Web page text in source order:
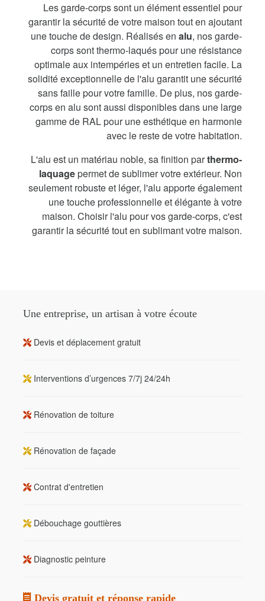
Les garde-corps sont un élément essentiel pour
garantir la sécurité de votre maison tout en ajoutant
une touche de design. Réalisés en alu, nos garde-
corps sont thermo-laqués pour une résistance
optimale aux intempéries et un entretien facile. La
solidité exceptionnelle de l'alu garantit une sécurité
sans faille pour votre famille. De plus, nos garde-
corps en alu sont aussi disponibles dans une large
gamme de RAL pour une esthétique en harmonie
avec le reste de votre habitation.
L'alu est un matériau noble, sa finition parthermo-
laquagepermet de sublimer votre extérieur. Non
seulement robuste et léger, l'alu apporte également
une touche professionnelle et élégante à votre
maison. Choisir l'alu pour vos garde-corps, c'est
garantir la sécurité tout en sublimant votre maison.
Une entreprise, un artisan à votre écoute
Devis et déplacement gratuit
Interventions d’urgences 7/7j 24/24h
Rénovation de toiture
Rénovation de façade
Contrat d'entretien
Débouchage gouttières
Diagnostic peinture
Devis gratuit et réponse rapide